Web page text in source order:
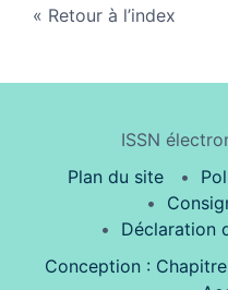
Retour à l’index
ISSN
Plan du site
Déclaration
Conception :